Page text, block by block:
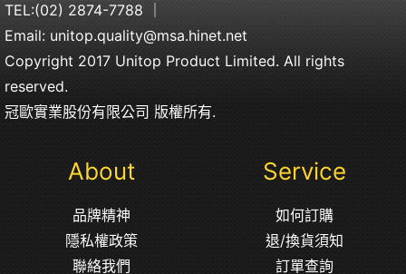
TEL:(02) 2874-7788
Email: unitop.quality@msa.hinet.net
Copyright 2017 Unitop Product Limited. All rights
reserved.
冠歐實業股份有限公司 版權所有.
About
品牌精神
隱私權政策
聯絡我們
Service
如何訂購
退/換貨須知
訂單查詢